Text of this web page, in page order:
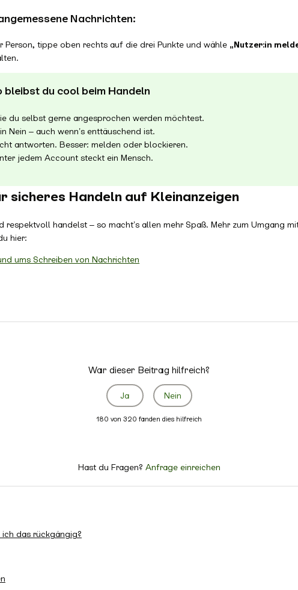
Nachrichten:
Person, tippe oben rechts auf die drei Punkte und wähle „Nutzer:in
bleibst du cool beim Handeln
du selbst gerne angesprochen werden möchtest.
Nein – auch wenn’s enttäuschend ist.
antworten. Besser: melden oder blockieren.
jedem Account steckt ein Mensch.
sicheres Handeln auf Kleinanzeigen
respektvoll handelst – so macht’s allen mehr Spaß. Mehr zum Umgang
hier:
ums Schreiben von Nachrichten
War dieser Beitrag hilfreich?
Ja Nein
180 von 320 fanden dies hilfreich
Hast du Fragen? Anfrage einreichen
das rückgängig?